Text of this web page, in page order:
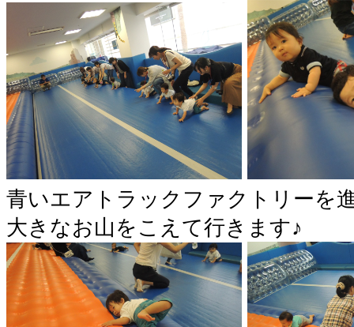
青いエアトラックファクトリーを
大きなお山をこえて行きます♪